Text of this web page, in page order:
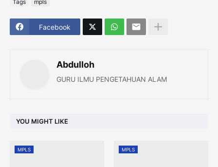
Tags mpls
Facebook
Abdulloh
GURU ILMU PENGETAHUAN ALAM
YOU MIGHT LIKE
MPLS MPLS